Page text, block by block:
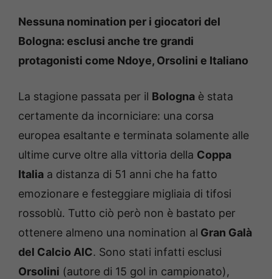
Nessuna nomination per i giocatori del
Bologna: esclusi anche tre grandi
protagonisti come Ndoye, Orsolini e Italiano
La stagione passata per il Bologna è stata
certamente da incorniciare: una corsa
europea esaltante e terminata solamente alle
ultime curve oltre alla vittoria della Coppa
Italia a distanza di 51 anni che ha fatto
emozionare e festeggiare migliaia di tifosi
rossoblù. Tutto ciò però non è bastato per
ottenere almeno una nomination al Gran Galà
del Calcio AIC. Sono stati infatti esclusi
Orsolini (autore di 15 gol in campionato),